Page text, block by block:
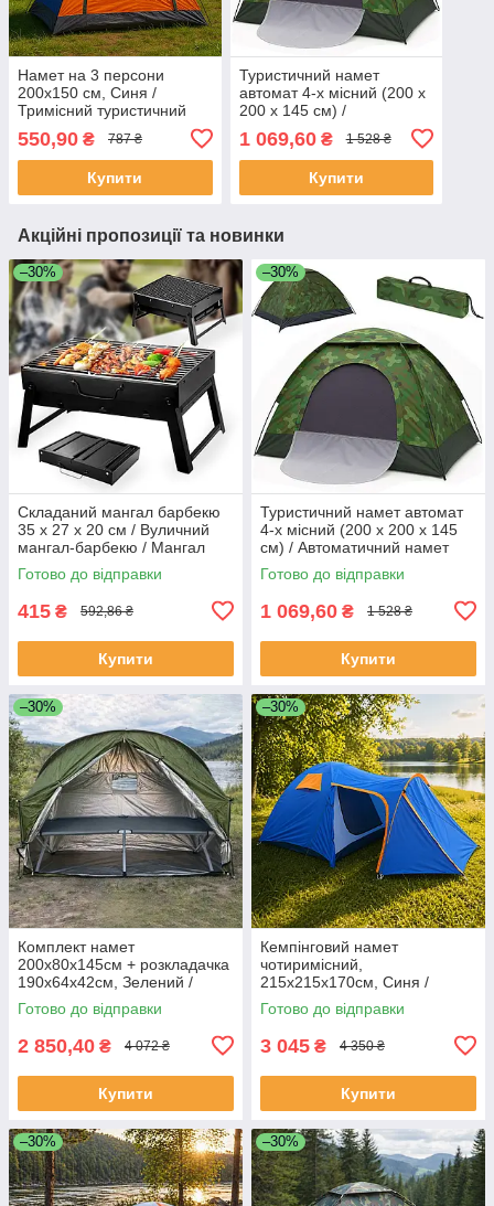
Намет на 3 персони
200х150 см, Синя /
Тримісний туристичний
відпочинку та походів
550,90 ₴ 787 ₴
Купити
Туристичний намет
автомат 4-х місний (200 х
200 х 145 см) /
Автоматичний намет для
відпочинку та походів
1 069,60₴ 1 528 ₴
Купити
Акційні пропозиції та новинки
–30%
Складаний мангал барбекю
35 x 27 x 20 см / Вуличний
мангал-барбекю / Мангал
для пікніка
Готово до відправки
415 ₴ 592,86 ₴
Купити
–30%
Туристичний намет автомат
4-х місний (200 х 200 х 145
см) / Автоматичний намет
для відпочинку та походів
Готово до відправки
1 069,60 ₴ 1 528 ₴
Купити
–30%
Комплект намет
200х80х145см + розкладачка
190х64х42см, Зелений /
Туристичний намет / Тент
для кемпінгу
Готово до відправки
2 850,40 ₴ 4 072 ₴
Купити
–30%
Кемпінговий намет
чотиримісний,
215x215x170см, Синя /
Намет двошаровий / Намет
для кемпінгу
Готово до відправки
3 045 ₴ 4 350 ₴
Купити
–30% –30%